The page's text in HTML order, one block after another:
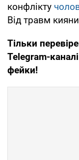
конфлікту
Від травм
Тільки
Telegram-каналі
фейки!